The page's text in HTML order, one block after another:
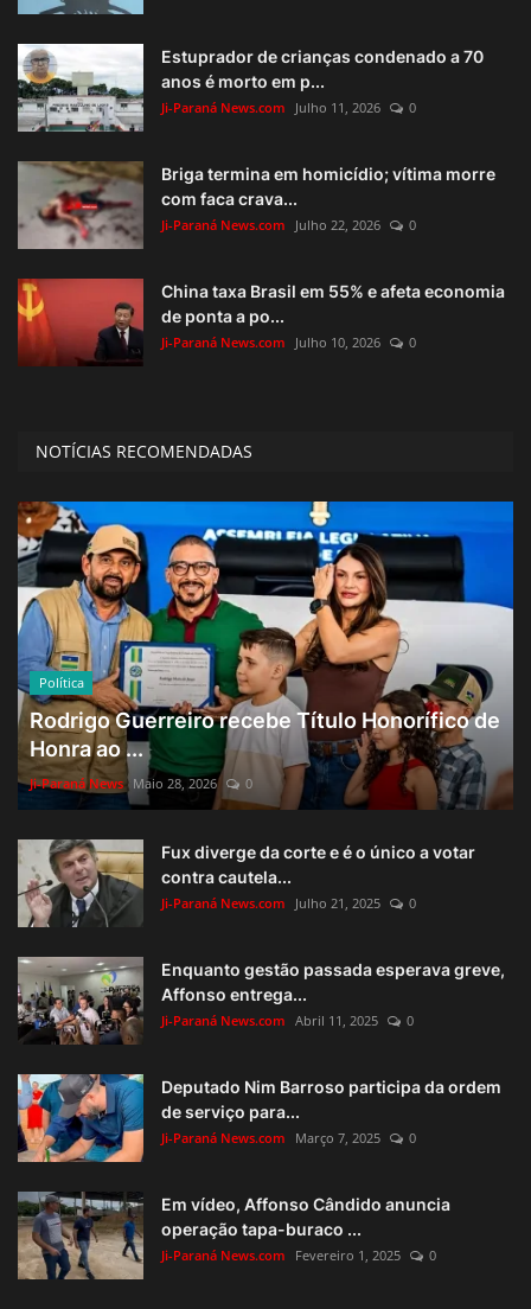
Estuprador de crianças condenado a 70
anos é morto em p...
Ji-Paraná News.com Julho 11, 2026 0
Briga termina em homicídio; vítima morre
com faca crava...
Ji-Paraná News.com Julho 22, 2026 0
China taxa Brasil em 55% e afeta economia
de ponta a po...
Ji-Paraná News.com Julho 10, 2026 0
NOTÍCIAS RECOMENDADAS
Política
Rodrigo Guerreiro recebe Título Honorífico de
Honra ao ...
Ji-Paraná News Maio 28, 2026 0
Fux diverge da corte e é o único a votar
contra cautela...
Ji-Paraná News.com Julho 21, 2025 0
Enquanto gestão passada esperava greve,
Affonso entrega...
Ji-Paraná News.com Abril 11, 2025 0
Deputado Nim Barroso participa da ordem
de serviço para...
Ji-Paraná News.com Março 7, 2025 0
Em vídeo, Affonso Cândido anuncia
operação tapa-buraco ...
Ji-Paraná News.com Fevereiro 1, 2025 0